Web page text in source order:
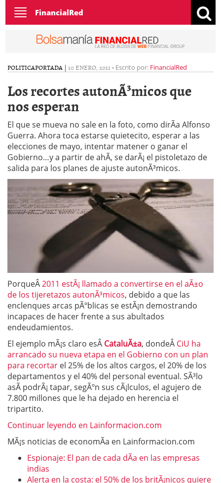
Toggle
navigation
FinancialRed
POLITICAPORTADA | 10 ENERO, 2011 - Escrito por: FinancialRed
Los recortes autonÃ³micos que
nos esperan
El que se mueva no sale en la foto, como dirÃ­a Alfonso
Guerra. Ahora toca estarse quietecito, esperar a las
elecciones de mayo, intentar matener o ganar el
Gobierno…y a partir de ahÃ­, se darÃ¡ el pistoletazo de
salida para los planes de ajuste autonÃ³micos.
PorqueÂ2011 estÃ¡ llamado a convertirse en el aÃ±o
de los tijeretazos autonÃ³micos, debido a que las
enclenques arcas pÃºblicas se estÃ¡n demostrando
incapaces de hacer frente a sus abultados
endeudamientos.
El ejemplo mÃ¡s claro esÂ CataluÃ±a, dondeÂ CiU ha
arrancado su nueva etapa en el Gobierno con un plan
para recortar el 25% de los altos cargos, el 20% de los
departamentos y el 40% del personal eventual. SÃ³lo
asÃ­ podrÃ¡ tapar, segÃºn sus cÃ¡lculos, el agujero de
7.800 millones que le ha dejado en herencia el
tripartito.
Continuar leyendo en Lainformacion.com
MÃ¡s noticias de economÃ­a en Lainformacion.com
Espionaje: El pan de cada dÃ­a en las empresas
indias
Alerta en la costa: el 50% de los britÃ¡nicos quiere